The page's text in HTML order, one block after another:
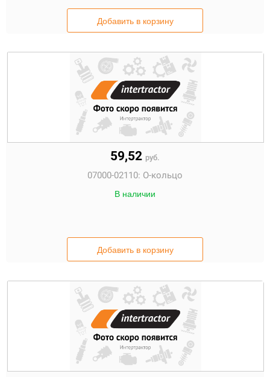
Добавить в корзину
59,52 руб.
07000-02110: О-кольцо
В наличии
Добавить в корзину